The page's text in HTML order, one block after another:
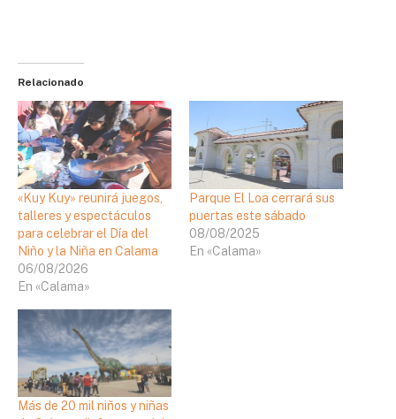
Relacionado
«Kuy Kuy» reunirá juegos,
talleres y espectáculos
para celebrar el Día del
Niño y la Niña en Calama
06/08/2026
En «Calama»
Parque El Loa cerrará sus
puertas este sábado
08/08/2025
En «Calama»
Más de 20 mil niños y niñas